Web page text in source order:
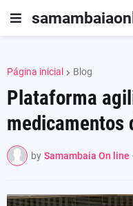
Página inicial Blog
Plataforma
medicamentos
by Samambaia On line